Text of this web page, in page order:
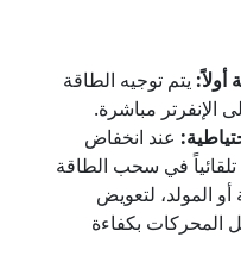
أولاً: يتم توجيه الطاقة
الإنفرتر مباشرة.
عند انخفاض
في سحب الطاقة
أو المولد، لتعويض
المحركات بكفاءة